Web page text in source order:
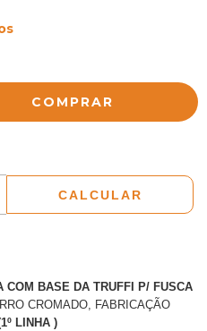
CALCULAR
COM BASE DA TRUFFI P/ FUSCA
CROMADO, FABRICAÇÃO
LINHA )